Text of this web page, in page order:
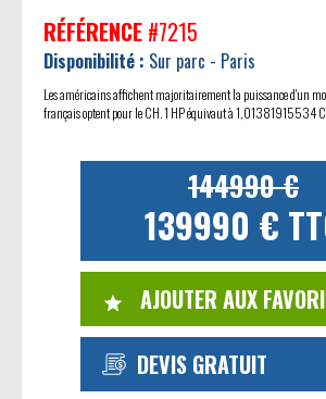
RÉFÉRENCE #7215
Disponibilité : Sur parc - Paris
Les américains affichent majoritairement la puissance d'un
français optent pour le CH. 1 HP équivaut à 1,01381915534
144990 €
139990 €
AJOUTER AUX
DEVIS GRATUIT